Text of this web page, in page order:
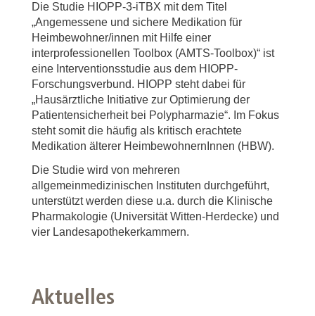
Die Studie HIOPP-3-iTBX mit dem Titel
„Angemessene und sichere Medikation für
Heimbewohner/innen mit Hilfe einer
interprofessionellen Toolbox (AMTS-Toolbox)“ ist
eine Interventionsstudie aus dem HIOPP-
Forschungsverbund. HIOPP steht dabei für
„Hausärztliche Initiative zur Optimierung der
Patientensicherheit bei Polypharmazie“. Im Fokus
steht somit die häufig als kritisch erachtete
Medikation älterer HeimbewohnernInnen (HBW).
Die Studie wird von mehreren
allgemeinmedizinischen Instituten durchgeführt,
unterstützt werden diese u.a. durch die Klinische
Pharmakologie (Universität Witten-Herdecke) und
vier Landesapothekerkammern.
Aktuelles